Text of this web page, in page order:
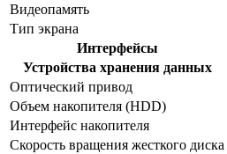
Видеопамять
Тип экрана
Интерфейсы
Устройства хранения данных
Оптический привод
Объем накопителя (HDD)
Интерфейс накопителя
Скорость вращения жесткого диска